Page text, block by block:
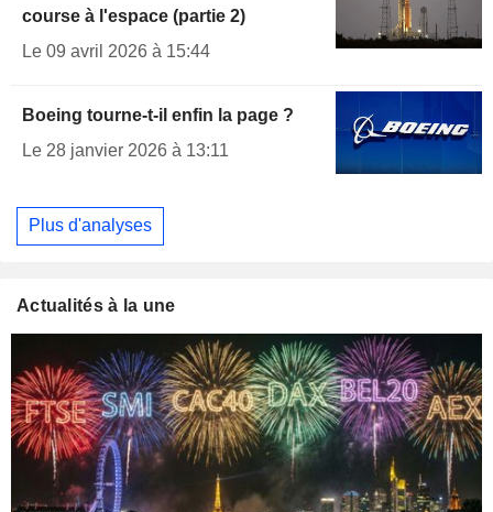
course à l'espace (partie 2)
Le 09 avril 2026 à 15:44
Boeing tourne-t-il enfin la page ?
Le 28 janvier 2026 à 13:11
Plus d'analyses
Actualités à la une